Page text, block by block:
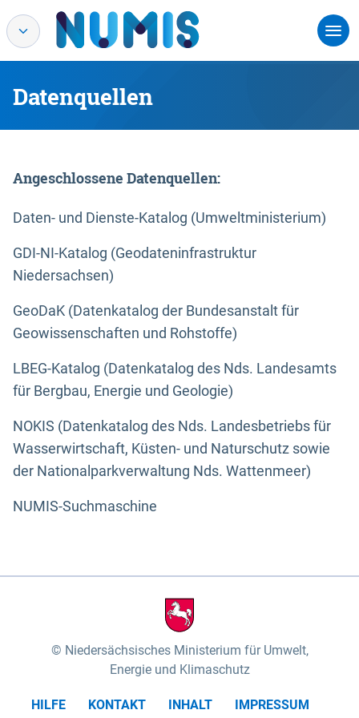
Datenquellen
Angeschlossene Datenquellen:
Daten- und Dienste-Katalog (Umweltministerium)
GDI-NI-Katalog (Geodateninfrastruktur
Niedersachsen)
GeoDaK (Datenkatalog der Bundesanstalt für
Geowissenschaften und Rohstoffe)
LBEG-Katalog (Datenkatalog des Nds. Landesamts
für Bergbau, Energie und Geologie)
NOKIS (Datenkatalog des Nds. Landesbetriebs für
Wasserwirtschaft, Küsten- und Naturschutz sowie
der Nationalparkverwaltung Nds. Wattenmeer)
NUMIS-Suchmaschine
Niedersächsisches Ministerium für Umwelt,
Energie und Klimaschutz
HILFE KONTAKT INHALT
IMPRESSUM